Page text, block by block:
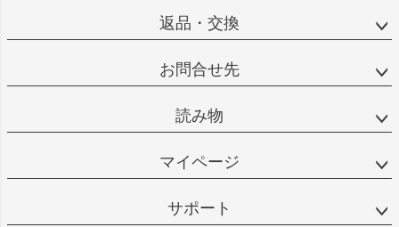
返品・交換
お問合せ先
読み物
マイページ
サポート